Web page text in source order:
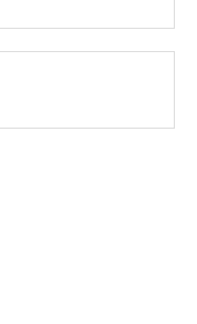
涙「母の強さを教